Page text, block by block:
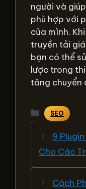
người và
phù hợp với
của mình.
truyền tải
bạn có thể
lược trong
tăng chuyển
Danh
mục
SEO
9
Cho Các
Cách